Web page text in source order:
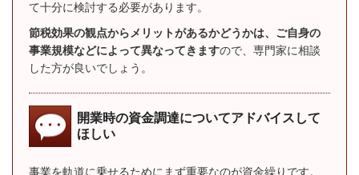
て十分に検討する必要があります。
節税効果の観点からメリットがあるかどうかは、ご自身の
事業規模などによって異なってきますので、専門家に相談
した方が良いでしょう。
開業時の資金調達についてアドバイスして
ほしい
事業を軌道に乗せるためにまず重要なのが資金繰りです。